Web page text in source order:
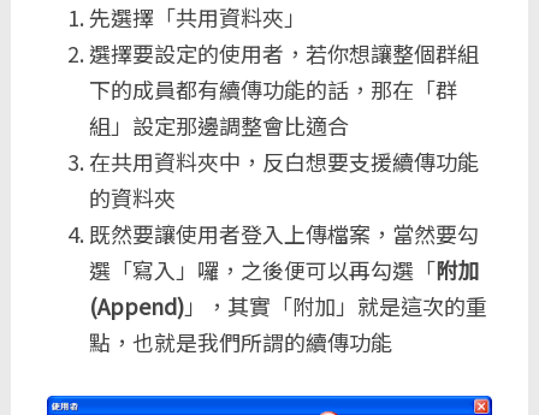
先選擇「共用資料夾」
選擇要設定的使用者，若你想讓整個群組
下的成員都有續傳功能的話，那在「群
組」設定那邊調整會比適合
在共用資料夾中，反白想要支援續傳功能
的資料夾
既然要讓使用者登入上傳檔案，當然要勾
選「寫入」囉，之後便可以再勾選「附加
(Append)」，其實「附加」就是這次的重
點，也就是我們所謂的續傳功能